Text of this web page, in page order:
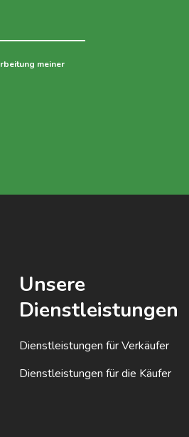
meiner
Unsere
Dienstleistungen
Dienstleistungen für Verkäufer
Dienstleistungen für die Käufer